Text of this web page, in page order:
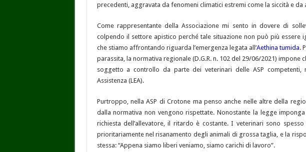
precedenti, aggravata da fenomeni climatici estremi come la siccità e
Come rappresentante della Associazione mi sento in dovere di
colpendo il settore apistico perché tale situazione non può più essere
che stiamo affrontando riguarda l’emergenza legata all’Aethina tumida.
parassita, la normativa regionale (D.G.R. n. 102 del 29/06/2021) impone
soggetto a controllo da parte dei veterinari delle ASP competenti,
Assistenza (LEA).
Purtroppo, nella ASP di Crotone ma penso anche nelle altre della
dalla normativa non vengono rispettate. Nonostante la legge
richiesta dell’allevatore, il ritardo è costante. I veterinari sono
prioritariamente nel risanamento degli animali di grossa taglia, e la
stessa: “Appena siamo liberi veniamo, siamo carichi di lavoro”.